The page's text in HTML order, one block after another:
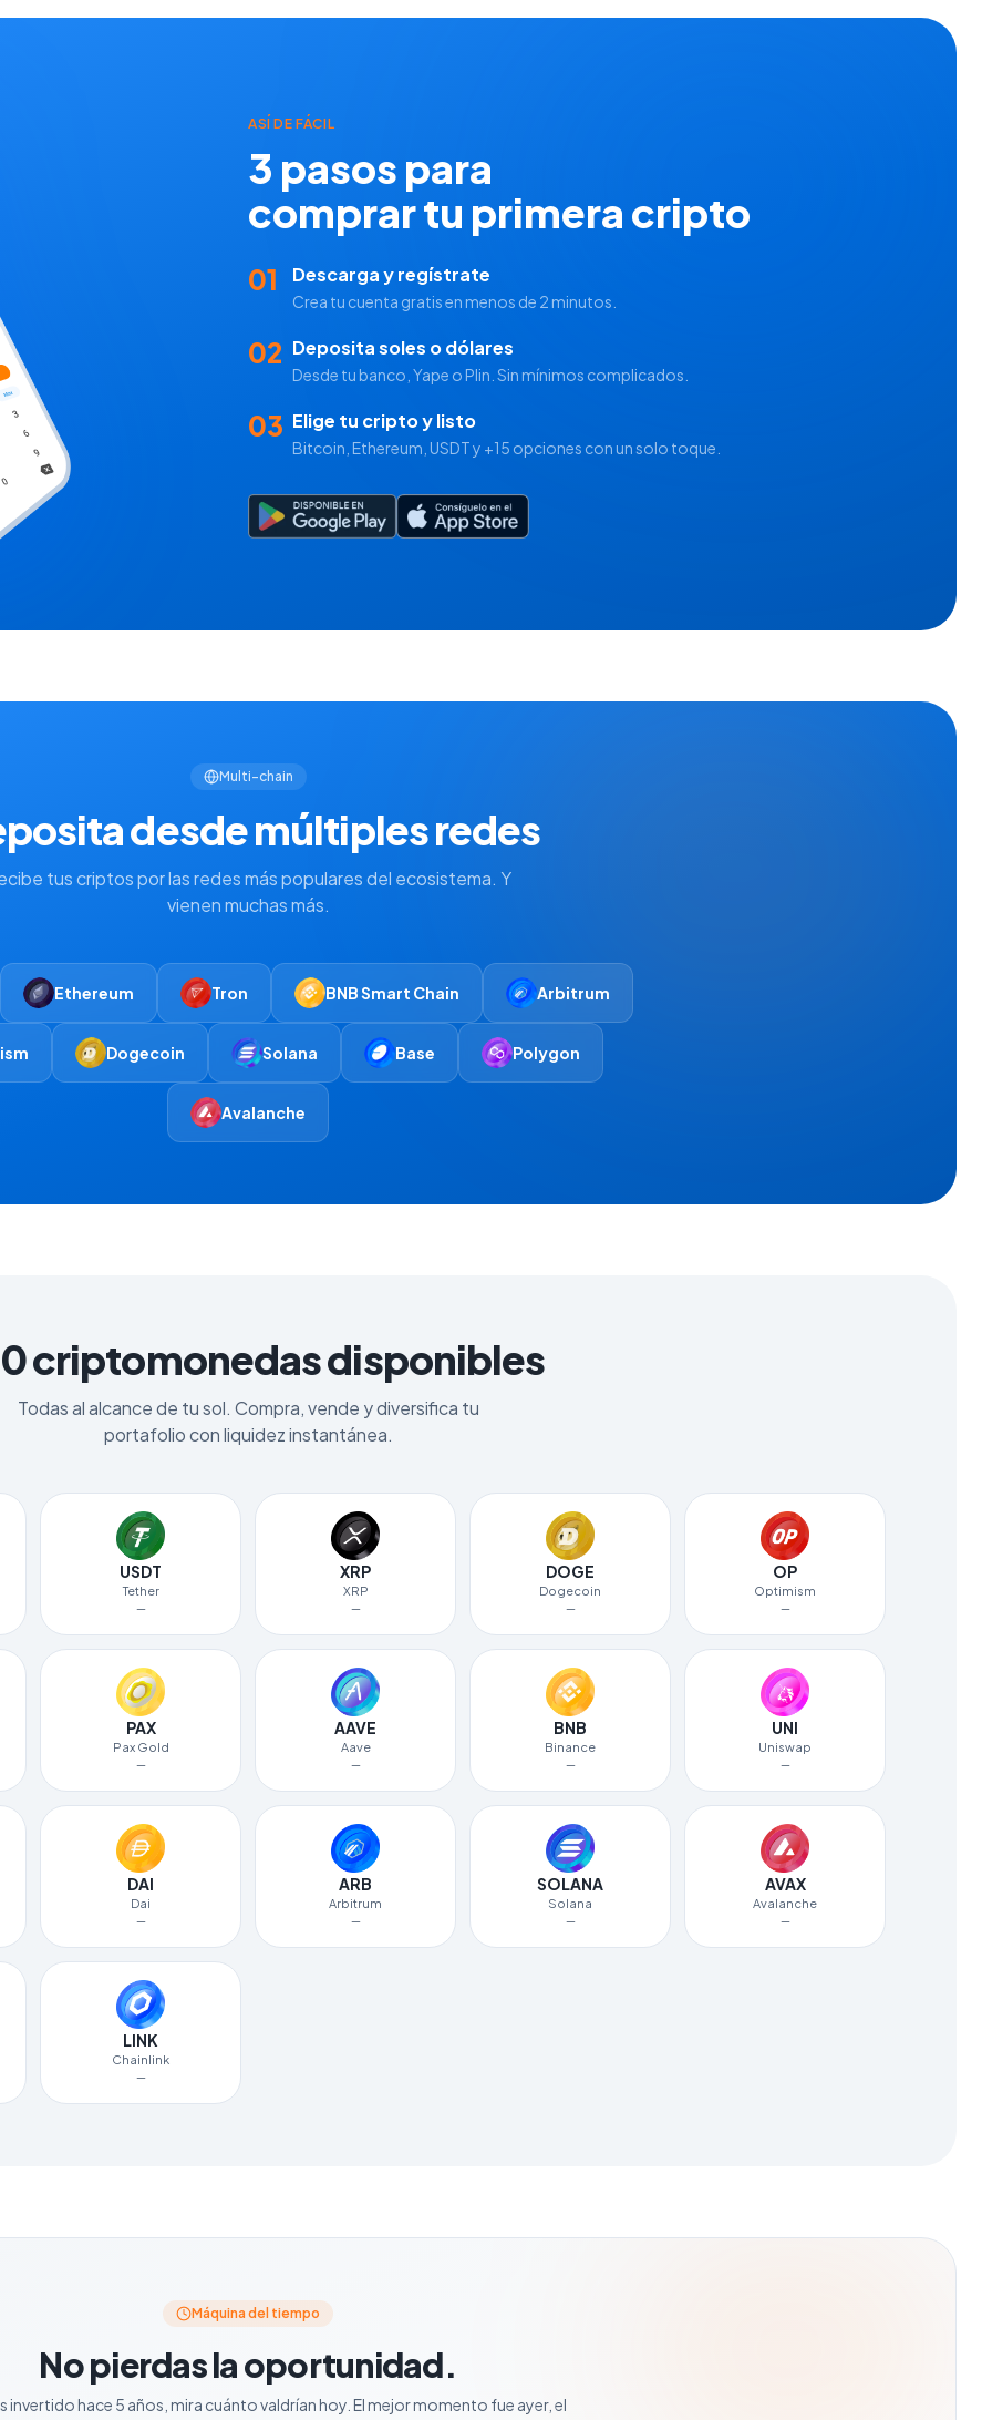
ASÍ DE FÁCIL
3 pasos para
comprar tu primera cripto
01 Descarga y regístrate
Crea tu cuenta gratis en menos de 2 minutos.
02 Deposita soles o dólares
Desde tu banco, Yape o Plin. Sin mínimos complicados.
03 Elige tu cripto y listo
Bitcoin, Ethereum, USDT y +15 opciones con un solo toque.
Multi-chain
desde múltiples redes
tus criptos por las redes más populares del ecosistema. Y
vienen muchas más.
Ethereum Tron BNB Smart Chain Arbitrum
Dogecoin Solana Base Polygon
Avalanche
criptomonedas disponibles
Todas al alcance de tu sol. Compra, vende y diversifica tu
portafolio con liquidez instantánea.
USDT
Tether
—
XRP
XRP
—
DOGE
Dogecoin
—
OP
Optimism
—
PAX
Pax Gold
—
AAVE
Aave
—
BNB
Binance
—
UNI
Uniswap
—
DAI
Dai
—
ARB
Arbitrum
—
SOLANA
Solana
—
AVAX
Avalanche
—
LINK
Chainlink
—
Máquina del tiempo
No pierdas la oportunidad.
invertido hace 5 años, mira cuánto valdrían hoy. El mejor momento fue ayer, el